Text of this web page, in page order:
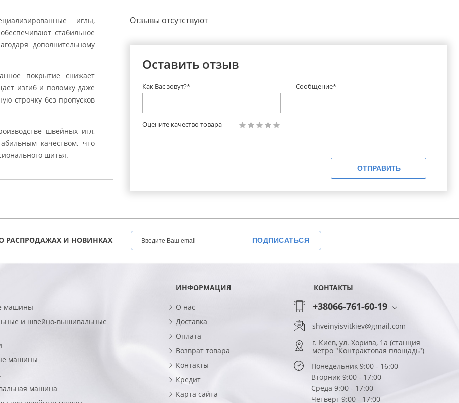
иглы,
стабильное
дополнительному
покрытие снижает
изгиб и поломку даже
строчку без пропусков
швейных игл,
качеством, что
шитья.
Отзывы отсутствуют
Оставить отзыв
Сообщение*
Как Вас зовут?*
Оцените качество товара
ОТПРАВИТЬ
РАСПРОДАЖАХ И НОВИНКАХ ПОДПИСАТЬСЯ
машины
и швейно-вышивальные
машины
машина
ИНФОРМАЦИЯ
О нас
Доставка
Оплата
Возврат товара
Контакты
Кредит
Карта сайта
КОНТАКТЫ
+38066-761-60-19
shveinyisvitkiev@gmail.com
г. Киев, ул. Хорива, 1а (станция
метро "Контрактовая площадь")
Понедельник 9:00 - 16:00
Вторник 9:00 - 17:00
Среда 9:00 - 17:00
Четверг 9:00 - 17:00